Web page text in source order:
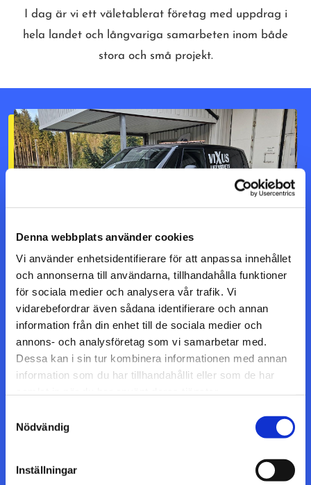
Denna webbplats använder cookies
Vi använder enhetsidentifierare för att anpassa innehållet
och annonserna till användarna, tillhandahålla funktioner
för sociala medier och analysera vår trafik. Vi
vidarebefordrar även sådana identifierare och annan
information från din enhet till de sociala medier och
annons- och analysföretag som vi samarbetar med.
Dessa kan i sin tur kombinera informationen med annan
information som du har tillhandahållit eller som de har
Nödvändig
Inställningar
I dag är vi ett väletablerat företag med uppdrag i
hela landet och långvariga samarbeten inom både
stora och små projekt.
Vår resa och vårt ansvar
Grundaren Magnus Ragnarsson inledde sin karriär
inom bilreparationer, men identifierade tidigt ett
en vilja att utvecklas byggde han verksamheten från
i dag vuxit till ett väletablerat och respekterat företag